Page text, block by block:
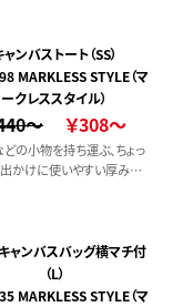
ャンバストート（SS）
MARKLESS STYLE（マ
ークレススタイル）
～ ￥308～
の小物を持ち運ぶ、ちょっ
出かけに使いやすい厚みの
ャンバスバッグ横マチ付
（L）
MARKLESS STYLE（マ